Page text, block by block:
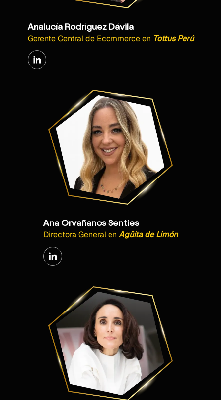
Analucía Rodríguez Dávila
Gerente Central de Ecommerce en Tottus Perú
Ana Orvañanos Senties
Directora Generalen Agüita de Limón